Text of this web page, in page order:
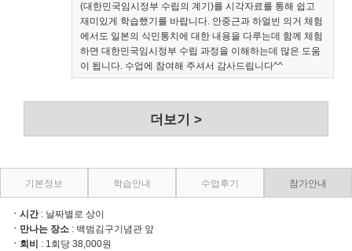
(대한민국임시정부 수립의 계기)를 시각자료를 통해 쉽고
재미있게 학습했기를 바랍니다. 안중근과 하얼빈 의거 체험
에서도 일본의 식민통치에 대한 내용을 다루는데 함께 체험
하면 대한민국임시정부 수립 과정을 이해하는데 많은 도움
이 됩니다. 수업에 참여해 주셔서 감사드립니다^^
더보기 >
기본정보 학습안내 수업후기 참가안내
ㆍ시간: 날짜별로 상이
ㆍ만나는 장소 : 백범김구기념관 앞
ㆍ회비
: 1회당 38,000원